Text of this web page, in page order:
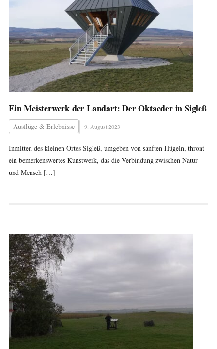
Ein Meisterwerk der Landart: Der Oktaeder in Sigleß
Ausflüge & Erlebnisse 9. August 2023
Inmitten des kleinen Ortes Sigleß, umgeben von sanften Hügeln, thront
ein bemerkenswertes Kunstwerk, das die Verbindung zwischen Natur
und Mensch […]